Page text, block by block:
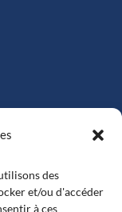
des
et/ou d'accéder
à ces